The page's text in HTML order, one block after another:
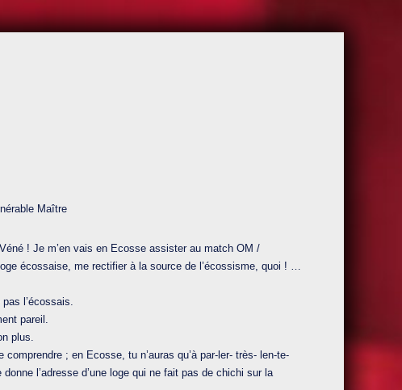
Maître
! Je m’en vais en Ecosse assister au match OM /
écossaise, me rectifier à la source de l’écossisme, quoi ! …
l’écossais.
pareil.
plus.
; en Ecosse, tu n’auras qu’à par-ler- très- len-te-
l’adresse d’une loge qui ne fait pas de chichi sur la